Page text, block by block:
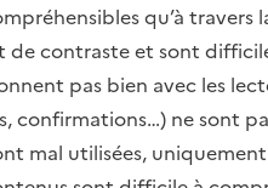
qu’à travers
de contraste et sont
pas bien avec les
confirmations…) ne sont
mal utilisées,